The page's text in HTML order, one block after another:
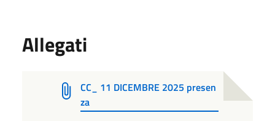
Allegati
CC_ 11 DICEMBRE 2025 presen
za